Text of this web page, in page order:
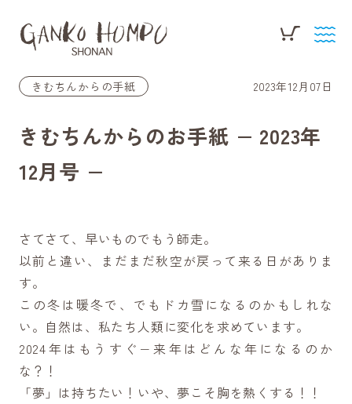
きむちんからの手紙 2023年12月07日
きむちんからのお手紙 − 2023年
12月号 −
さてさて、早いものでもう師走。
以前と違い、まだまだ秋空が戻って来る日がありま
す。
この冬は暖冬で、でもドカ雪になるのかもしれな
い。自然は、私たち人類に変化を求めています。
2024年はもうすぐ−来年はどんな年になるのか
な？！
「夢」は持ちたい！いや、夢こそ胸を熱くする！！